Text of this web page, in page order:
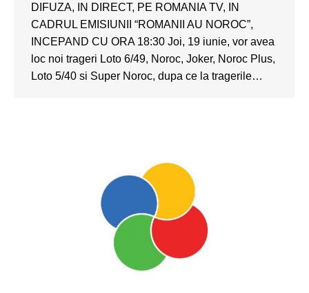
DIFUZA, IN DIRECT, PE ROMANIA TV, IN
CADRUL EMISIUNII “ROMANII AU NOROC”,
INCEPAND CU ORA 18:30 Joi, 19 iunie, vor avea
loc noi trageri Loto 6/49, Noroc, Joker, Noroc Plus,
Loto 5/40 si Super Noroc, dupa ce la tragerile…